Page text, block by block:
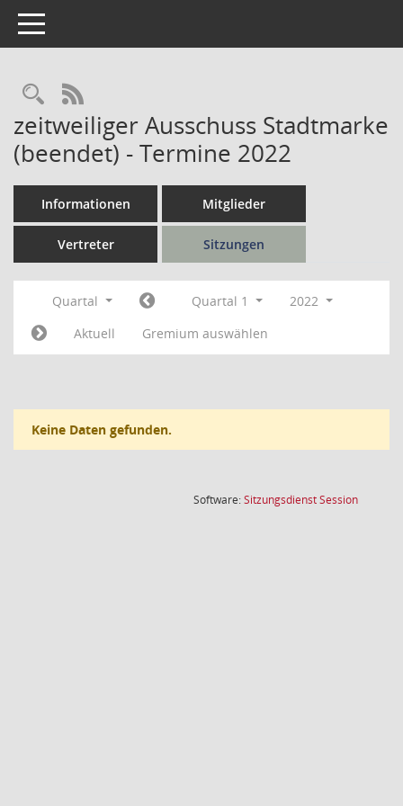
Toggle navigation
Rechercheauswahl
RSS-Feed
zeitweiliger Ausschuss Stadtmarke
(beendet) - Termine 2022
Informationen Mitglieder
Vertreter Sitzungen
Quartal Quartal 1
2022
Aktuell
Gremium auswählen
Keine Daten gefunden.
Software:SitzungsdienstSession(Wird in